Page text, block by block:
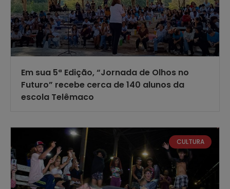
Em sua 5ª Edição, “Jornada de Olhos no
Futuro” recebe cerca de 140 alunos da
escola Telêmaco
CULTURA